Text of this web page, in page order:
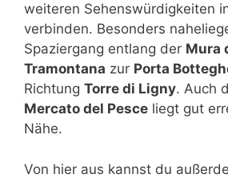
weiteren Sehenswürdigkeiten
verbinden. Besonders
Spaziergang entlang der Mura
Tramontana zur Porta
Richtung Torre di Ligny. Auch
Mercato del Pesce liegt gut
Nähe.
Von hier aus kannst du